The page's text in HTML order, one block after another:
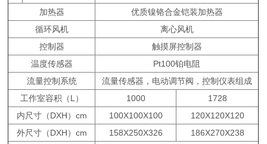
加热器
优质镍铬合金铠装加热器
循环风机
离心风机
控制器
触摸屏控制器
温度传感器
Pt100铂电阻
流量控制系统
流量传感器，电动调节阀，控制仪表组成
工作室容积（L）
1000
1728
内尺寸（DXH）cm
100X100X100
120X120X120
外尺寸（DXH）cm
158X250X326 186X270X238